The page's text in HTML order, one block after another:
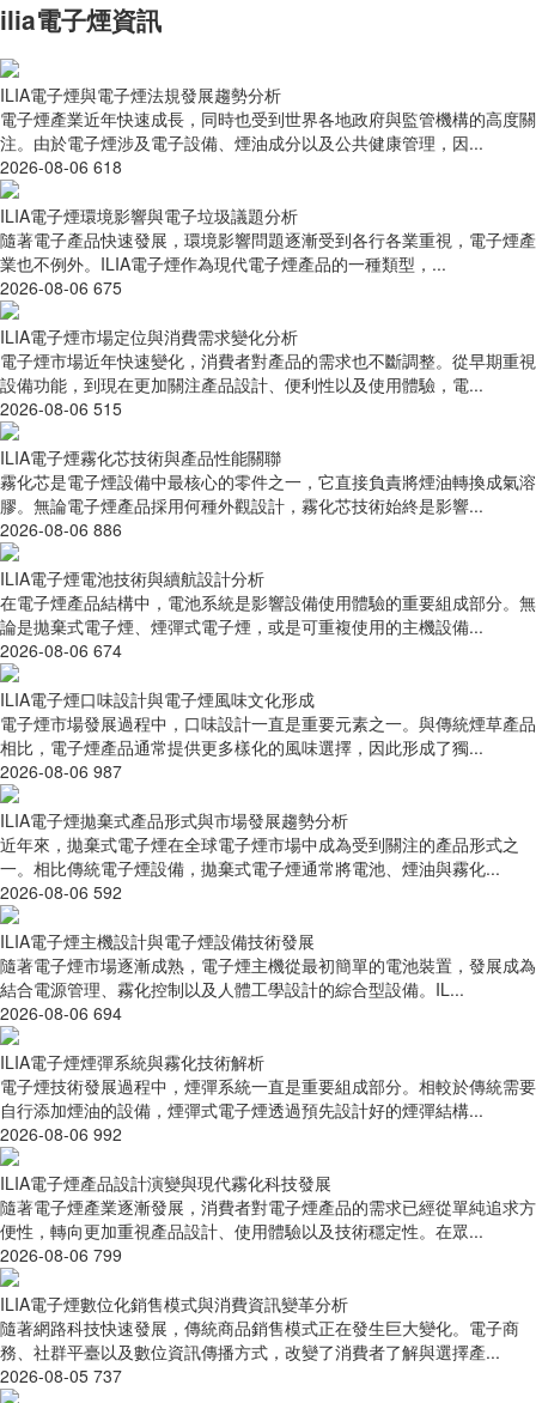
ilia電子煙資訊
ILIA電子煙與電子煙法規發展趨勢分析
電子煙產業近年快速成長，同時也受到世界各地政府與監管機構的高度關
注。由於電子煙涉及電子設備、煙油成分以及公共健康管理，因...
2026-08-06 618
ILIA電子煙環境影響與電子垃圾議題分析
隨著電子產品快速發展，環境影響問題逐漸受到各行各業重視，電子煙產
業也不例外。ILIA電子煙作為現代電子煙產品的一種類型，...
2026-08-06 675
ILIA電子煙市場定位與消費需求變化分析
電子煙市場近年快速變化，消費者對產品的需求也不斷調整。從早期重視
設備功能，到現在更加關注產品設計、便利性以及使用體驗，電...
2026-08-06 515
ILIA電子煙霧化芯技術與產品性能關聯
霧化芯是電子煙設備中最核心的零件之一，它直接負責將煙油轉換成氣溶
膠。無論電子煙產品採用何種外觀設計，霧化芯技術始終是影響...
2026-08-06 886
ILIA電子煙電池技術與續航設計分析
在電子煙產品結構中，電池系統是影響設備使用體驗的重要組成部分。無
論是拋棄式電子煙、煙彈式電子煙，或是可重複使用的主機設備...
2026-08-06 674
ILIA電子煙口味設計與電子煙風味文化形成
電子煙市場發展過程中，口味設計一直是重要元素之一。與傳統煙草產品
相比，電子煙產品通常提供更多樣化的風味選擇，因此形成了獨...
2026-08-06 987
ILIA電子煙拋棄式產品形式與市場發展趨勢分析
近年來，拋棄式電子煙在全球電子煙市場中成為受到關注的產品形式之
一。相比傳統電子煙設備，拋棄式電子煙通常將電池、煙油與霧化...
2026-08-06 592
ILIA電子煙主機設計與電子煙設備技術發展
隨著電子煙市場逐漸成熟，電子煙主機從最初簡單的電池裝置，發展成為
結合電源管理、霧化控制以及人體工學設計的綜合型設備。IL...
2026-08-06 694
ILIA電子煙煙彈系統與霧化技術解析
電子煙技術發展過程中，煙彈系統一直是重要組成部分。相較於傳統需要
自行添加煙油的設備，煙彈式電子煙透過預先設計好的煙彈結構...
2026-08-06 992
ILIA電子煙產品設計演變與現代霧化科技發展
隨著電子煙產業逐漸發展，消費者對電子煙產品的需求已經從單純追求方
便性，轉向更加重視產品設計、使用體驗以及技術穩定性。在眾...
2026-08-06 799
ILIA電子煙數位化銷售模式與消費資訊變革分析
隨著網路科技快速發展，傳統商品銷售模式正在發生巨大變化。電子商
務、社群平臺以及數位資訊傳播方式，改變了消費者了解與選擇產...
2026-08-05 737